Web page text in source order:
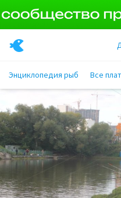
Энциклопедия рыб Все